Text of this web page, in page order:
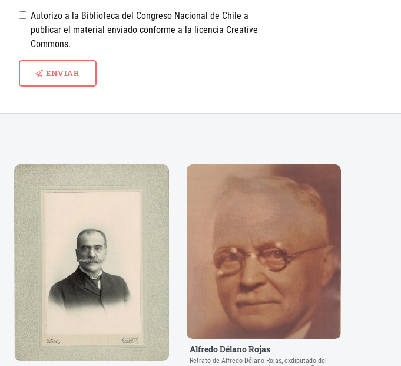
Autorizo a la Biblioteca del Congreso Nacional de Chile a
publicar el material enviado conforme a la licencia Creative
Commons.
ENVIAR
Alfredo Délano Rojas
Retrato de Alfredo Délano Rojas, exdiputado del